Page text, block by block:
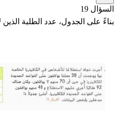
السؤال 19
بناءً على الجدول، عدد الطلبة الذين